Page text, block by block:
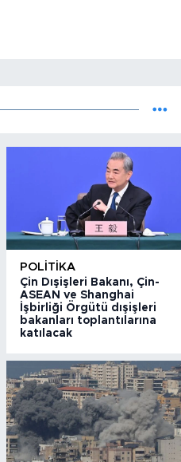
POLITIKA
Çin Dışişleri Bakanı, Çin-
ASEAN ve Shanghai
İşbirliği Örgütü dışişleri
bakanları toplantılarına
katılacak